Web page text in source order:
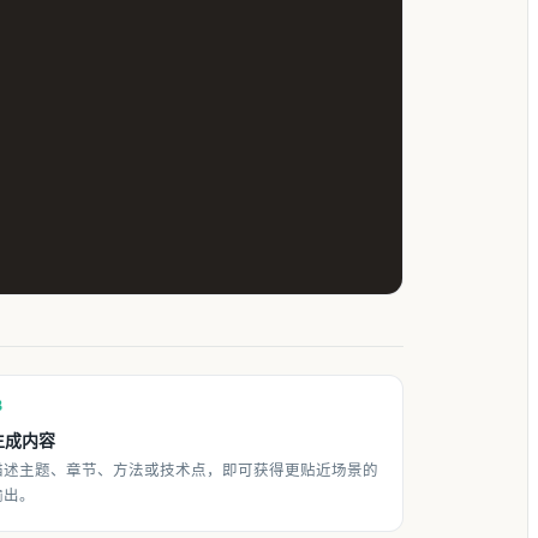
成内容
述主题、章节、方法或技术点，即可获得更贴近场景的
。